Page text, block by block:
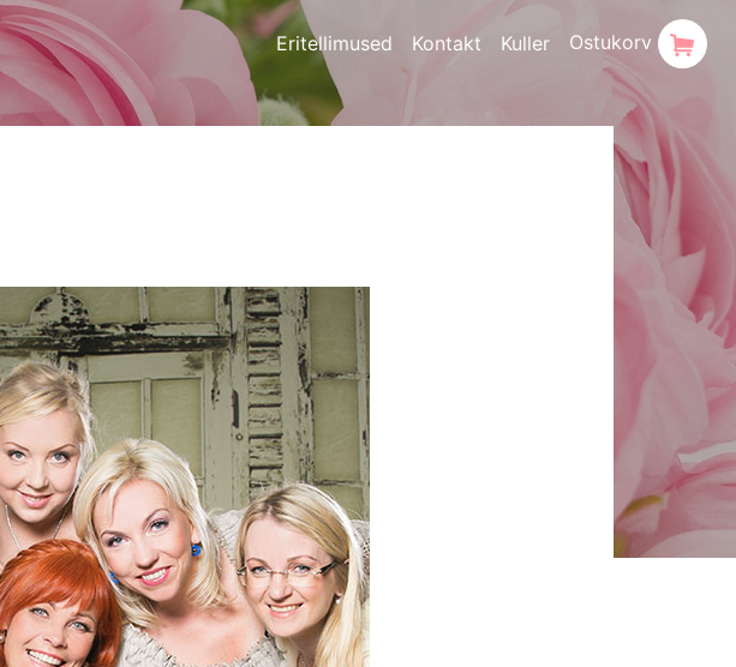
Eritellimused Kontakt Kuller Ostukorv